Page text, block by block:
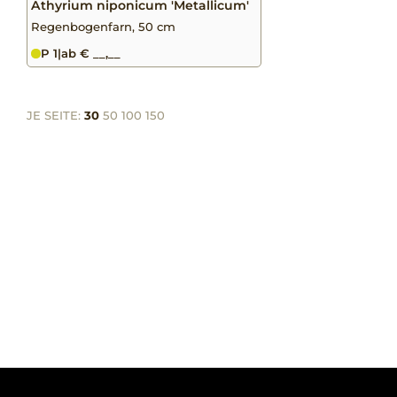
Athyrium niponicum 'Metallicum'
Regenbogenfarn, 50 cm
P 1|ab € __,__
JE SEITE: 30 50 100 150